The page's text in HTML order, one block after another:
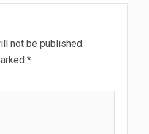
not be published.
*